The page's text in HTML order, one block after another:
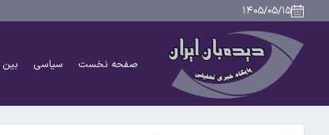
۱۴۰۵/۰۵/۱۵
صفحه نخست سیاسی بین
بوگاتی سفارشی با نام «دِستِریِر» معرفی شد / W۱۶ هنوز نفس می‌کشد /عکس و فیلم
یافته جدید: سرعت گرمایش جهانی در یک دهه
جزئیات جدید افزایش سنوات بازنشستگی/ چه